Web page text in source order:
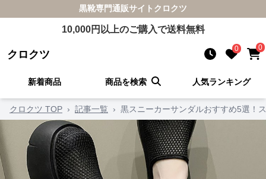
黒靴専門通販サイト クロクツ
10,000円以上のご購入で送料無料
クロクツ 0 0
新着商品 商品を検索 人気ランキング
クロクツ TOP › 記事一覧 › 黒スニーカーサンダルおすすめ5選！